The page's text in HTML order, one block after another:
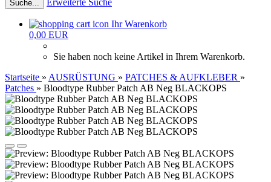
Suche... Erweiterte Suche
Ihr Warenkorb
0,00 EUR
Sie haben noch keine Artikel in Ihrem Warenkorb.
Startseite » AUSRÜSTUNG » PATCHES & AUFKLEBER »
Patches » Bloodtype Rubber Patch AB Neg BLACKOPS